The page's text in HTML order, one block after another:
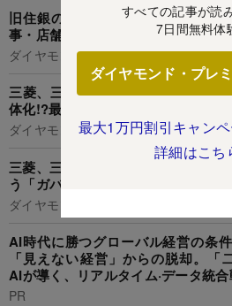
すべての記事が読
7日間無料体
ダイヤモンド・プレ
最大1万円割引キャンペ
詳細はこち
旧住銀の「国内モーレツ営業」が
事・店舗変革で復活
ダイヤモンド編集部
三菱、三井、住友「名門3大財閥」
体化!?最強企業集団を襲う「危機」
ダイヤモンド編集部,堀内 亮
三菱、三井、住友の最強財閥とオー
う「ガバナンス改革」の大波とその
ダイヤモンド編集部,堀内 亮
AI時代に勝つグローバル経営の条
「見えない経営」からの脱却。「
AIが導く、リアルタイム·データ統
PR